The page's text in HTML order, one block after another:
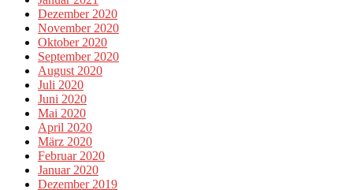
Dezember 2020
November 2020
Oktober 2020
September 2020
August 2020
Juli 2020
Juni 2020
Mai 2020
April 2020
März 2020
Februar 2020
Januar 2020
Dezember 2019